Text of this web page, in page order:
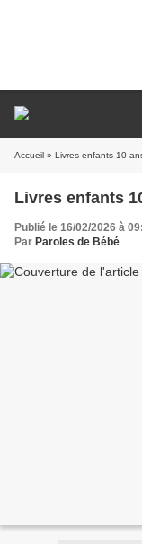
Accueil » Livres enfants 10
Livres enfants
Publié le 16/02/2026 à
Par Paroles de Bébé